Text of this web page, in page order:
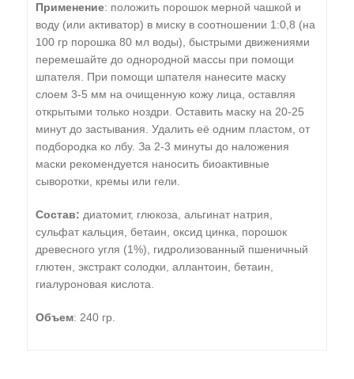
Применение: положить порошок мерной чашкой и
воду (или активатор) в миску в соотношении 1:0,8 (на
100 гр порошка 80 мл воды), быстрыми движениями
перемешайте до однородной массы при помощи
шпателя. При помощи шпателя нанесите маску
слоем 3-5 мм на очищенную кожу лица, оставляя
открытыми только ноздри. Оставить маску на 20-25
минут до застывания. Удалить её одним пластом, от
подбородка ко лбу. За 2-3 минуты до наложения
маски рекомендуется наносить биоактивные
сыворотки, кремы или гели.
Состав: диатомит, глюкоза, альгинат натрия,
сульфат кальция, бетаин, оксид цинка, порошок
древесного угля (1%), гидролизованный пшеничный
глютен, экстракт солодки, аллантоин, бетаин,
гиалуроновая кислота.
Объем: 240 гр.